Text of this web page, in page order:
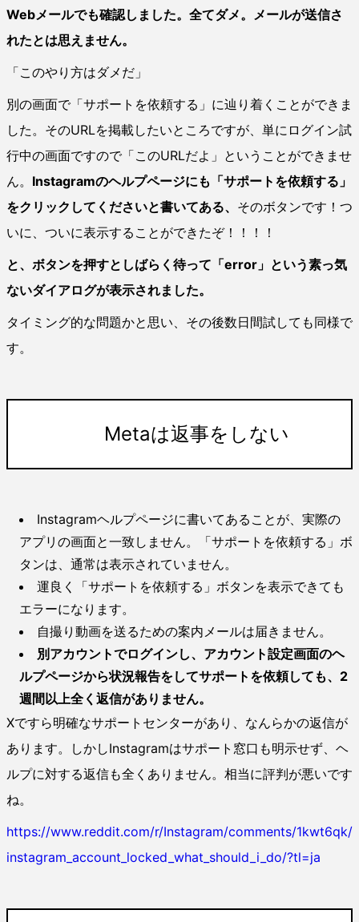
Webメールでも確認しました。全てダメ。メールが送信さ
れたとは思えません。
「このやり方はダメだ」
別の画面で「サポートを依頼する」に辿り着くことができま
した。そのURLを掲載したいところですが、単にログイン試
行中の画面ですので「このURLだよ」ということができませ
ん。 Instagramのヘルプページにも「サポートを依頼する」
をクリックしてくださいと書いてある、 そのボタンです！つ
いに、ついに表示することができたぞ！！！！
と、ボタンを押すとしばらく待って「error」という素っ気
ないダイアログが表示されました。
タイミング的な問題かと思い、その後数日間試しても同様で
す。
Metaは返事をしない
Instagramヘルプページに書いてあることが、実際の
アプリの画面と一致しません。「サポートを依頼する」ボ
タンは、通常は表示されていません。
運良く「サポートを依頼する」ボタンを表示できても
エラーになります。
自撮り動画を送るための案内メールは届きません。
別アカウントでログインし、アカウント設定画面のヘ
ルプページから状況報告をしてサポートを依頼しても、2
週間以上全く返信がありません。
Xですら明確なサポートセンターがあり、なんらかの返信が
あります。しかしInstagramはサポート窓口も明示せず、ヘ
ルプに対する返信も全くありません。相当に評判が悪いです
ね。
https://www.reddit.com/r/Instagram/comments/1kwt6qk/
instagram_account_locked_what_should_i_do/?tl=ja